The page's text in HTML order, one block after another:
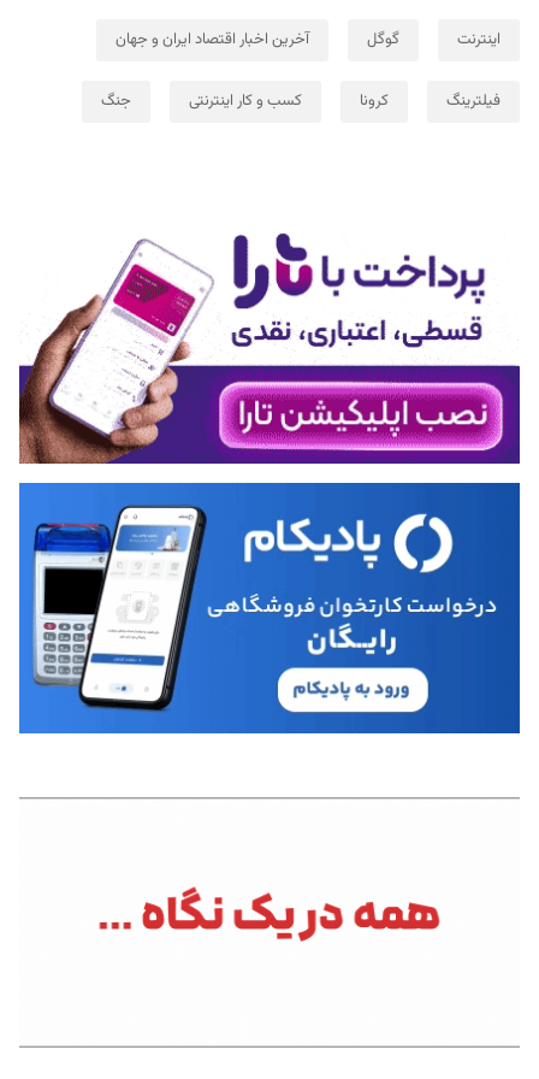
اینترنت گوگل آخرین اخبار اقتصاد ایران و جهان
فیلترینگ کرونا کسب و کار اینترنتی جنگ